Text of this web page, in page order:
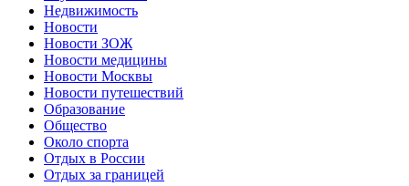
Недвижимость
Новости
Новости ЗОЖ
Новости медицины
Новости Москвы
Новости путешествий
Образование
Общество
Около спорта
Отдых в России
Отдых за границей